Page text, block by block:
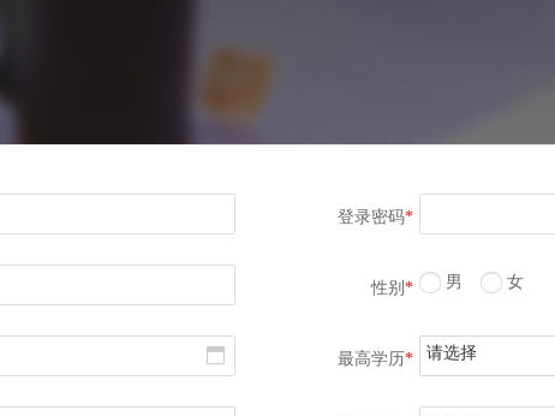
登录密码*
性别 * 男 女
最高学历* 请选择